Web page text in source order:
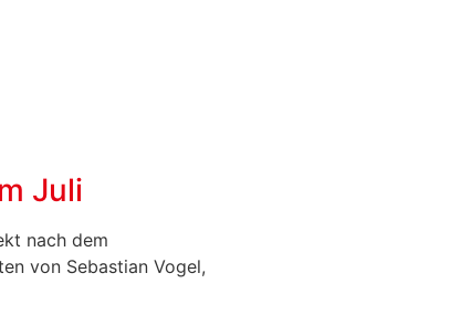
Juli
nach dem
von Sebastian Vogel,